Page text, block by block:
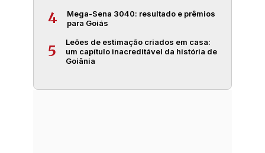
4
Mega-Sena 3040: resultado e prêmios
para Goiás
5
Leões de estimação criados em casa:
um capítulo inacreditável da história de
Goiânia